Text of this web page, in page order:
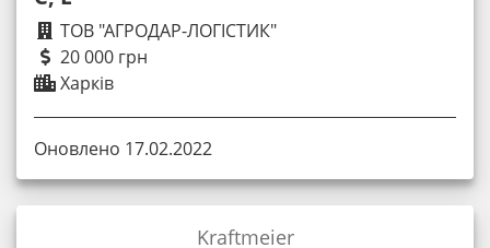
ТОВ "АГРОДАР-ЛОГІСТИК"
20 000 грн
Харків
Оновлено 17.02.2022
Kraftmeier